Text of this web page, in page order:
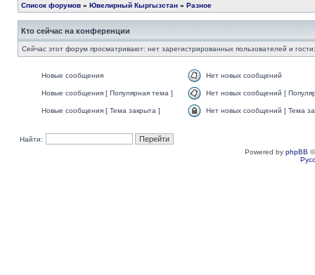
Список форумов » Ювелирный Кыргызстан » Разное
Кто сейчас на конференции
Сейчас этот форум просматривают: нет зарегистрированных пользователей и
Новые сообщения Нет новых сообщений
Новые сообщения [ Популярная тема ] Нет новых сообщений [
Новые сообщения [ Тема закрыта ] Нет новых сообщений [ Тема
Найти:
Powered by phpBB